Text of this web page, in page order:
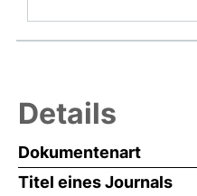
Details
Dokumentenart
Titel eines Journals